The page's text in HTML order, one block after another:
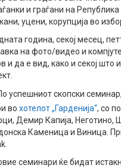
и граѓани на
уцени, корупција во
година, секој месец,
на фото/видео и
и да е вид, како и секој
успешниот скопски
во хотелот „Гарденија“, со
Демир Капија,
Каменица и Виница.
семинари ќе бидат